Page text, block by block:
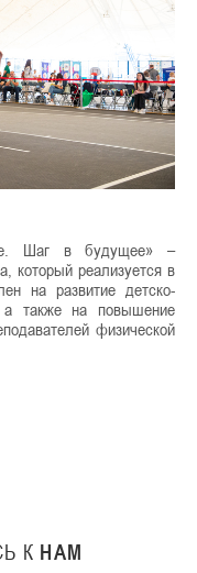
Шаг в будущее» –
который реализуется в
на развитие детско-
а также на повышение
физической
К НАМ